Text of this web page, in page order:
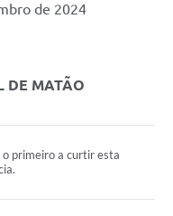
de 2024
DE MATÃO
o primeiro a curtir esta